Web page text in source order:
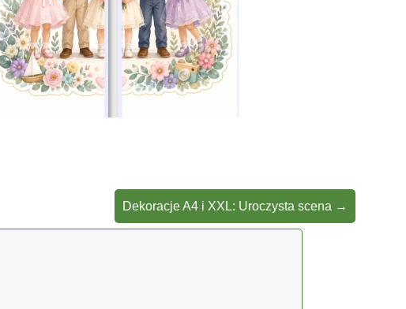
Dekoracje A4 i XXL: Uroczysta scena →